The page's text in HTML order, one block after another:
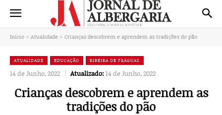
Início Atualidade Crianças descobrem e aprendem as tradições do pão
ATUALIDADE EDUCAÇÃO RIBEIRA DE FRÁGUAS
14 de Junho, 2022 Atualizado:14 de Junho, 2022
Crianças descobrem e aprendem as
tradições do pão